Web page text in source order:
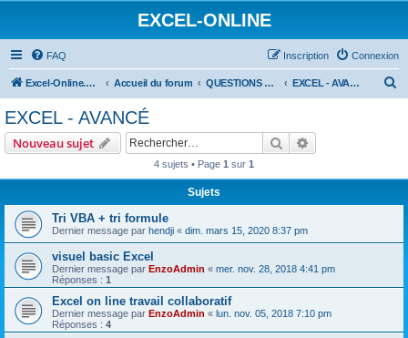
EXCEL-ONLINE
FAQ Connexion
Inscription
Excel-Online.net Accueil du forum QUESTIONS EXCEL EXCEL - AVANCÉ
EXCEL - AVANCÉ
Nouveau sujet Rechercher
4 sujets • Page 1 sur 1
Sujets
Tri VBA + tri formule
Dernier message par hendji « dim. mars 15, 2020 8:37 pm
visuel basic Excel
Dernier message par EnzoAdmin « mer. nov. 28, 2018 4:41 pm
Réponses : 1
Excel on line travail collaboratif
Dernier message par EnzoAdmin « lun. nov. 05, 2018 7:10 pm
Réponses : 4